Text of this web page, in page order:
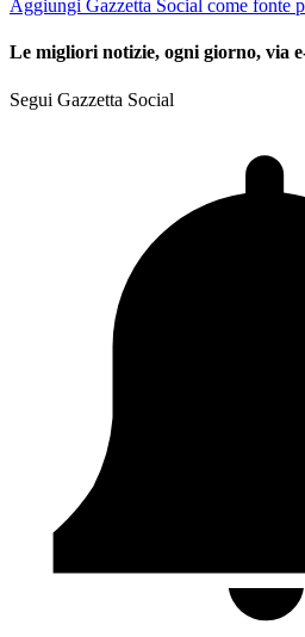
Aggiungi Gazzetta Social come fonte
Le migliori notizie, ogni giorno, via
Segui Gazzetta Social